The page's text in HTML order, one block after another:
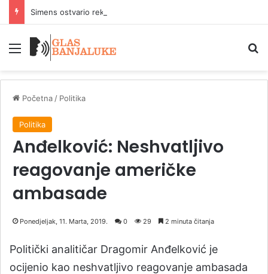
Meni
Početna / Politika
Politika
Anđelković: Neshvatljivo
reagovanje američke
ambasade
Ponedjeljak, 11. Marta, 2019. 0 29 2 minuta čitanja
Politički analitičar Dragomir Anđelković je
ocijenio kao neshvatljivo reagovanje ambasada